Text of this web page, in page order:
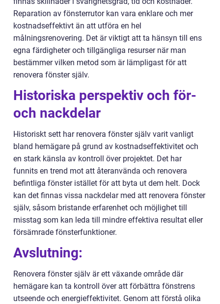
Reparation av fönsterrutor kan vara enklare och mer
kostnadseffektivt än att utföra en hel
målningsrenovering. Det är viktigt att ta hänsyn till ens
egna färdigheter och tillgängliga resurser när man
bestämmer vilken metod som är lämpligast för att
renovera fönster själv.
Historiska perspektiv och för-
och nackdelar
Historiskt sett har renovera fönster själv varit vanligt
bland hemägare på grund av kostnadseffektivitet och
en stark känsla av kontroll över projektet. Det har
funnits en trend mot att återanvända och renovera
befintliga fönster istället för att byta ut dem helt. Dock
kan det finnas vissa nackdelar med att renovera fönster
själv, såsom bristande erfarenhet och möjlighet till
misstag som kan leda till mindre effektiva resultat eller
försämrade fönsterfunktioner.
Avslutning:
Renovera fönster själv är ett växande område där
hemägare kan ta kontroll över att förbättra fönstrens
utseende och energieffektivitet. Genom att förstå olika